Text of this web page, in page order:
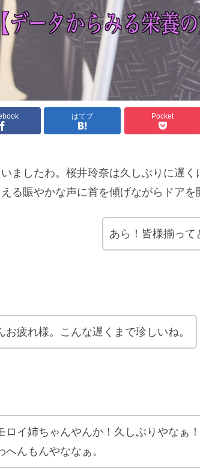
はてブ Pocket
ましたわ。桜井玲奈は久しぶりに遅
る賑やかな声に首を傾げながらドアを
あら！皆様揃って
お疲れ様。こんな遅くまで珍しいね。
ロイ姉ちゃんやんか！久しぶりやなぁ
へんもんやななぁ。